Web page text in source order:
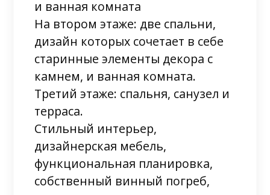
и ванная комната
На втором этаже: две спальни,
дизайн которых сочетает в себе
старинные элементы декора с
камнем, и ванная комната.
Третий этаже: спальня, санузел и
терраса.
Стильный интерьер,
дизайнерская мебель,
функциональная планировка,
собственный винный погреб,